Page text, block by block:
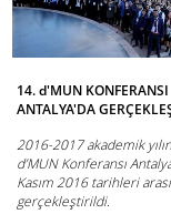
14. d'MUN KONFERANSI
ANTALYA'DA
2016-2017 akademik
d’MUN Konferansı
Kasım 2016 tarihleri
gerçekleştirildi.